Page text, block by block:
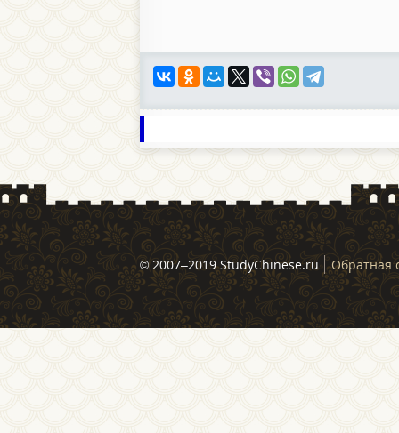
© 2007–2019 StudyChinese.ru Обратная